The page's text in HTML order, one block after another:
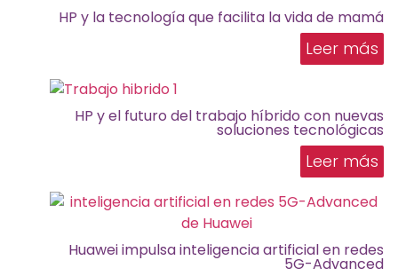
HP y la tecnología que facilita la vida de mamá
Leer más
HP y el futuro del trabajo híbrido con nuevas
soluciones tecnológicas
Leer más
Huawei impulsa inteligencia artificial en redes
5G-Advanced